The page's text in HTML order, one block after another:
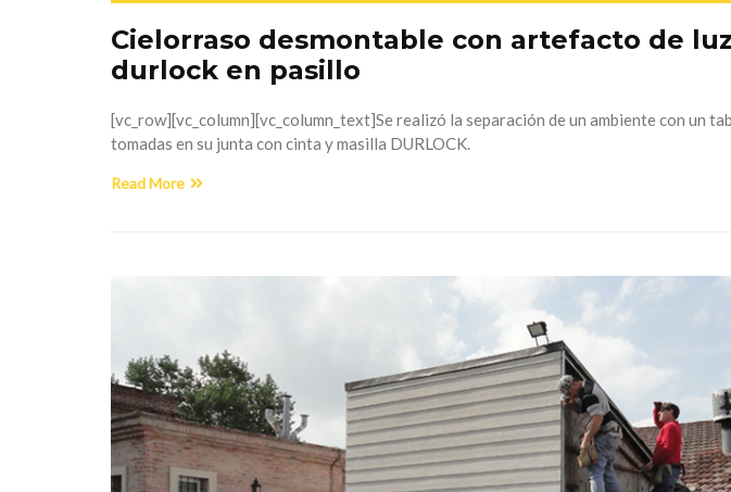
Cielorraso desmontable con artefacto de
durlock en pasillo
[vc_row][vc_column][vc_column_text]Se realizó la separación de un ambiente con un
tomadas en su junta con cinta y masilla DURLOCK.
Read More